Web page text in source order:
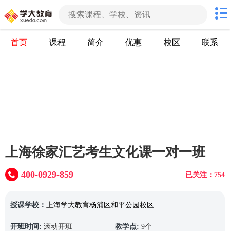
首页 课程 简介 优惠 校区 联系
上海徐家汇艺考生文化课一对一班
已关注：754
400-0929-859
授课学校： 上海学大教育杨浦区和平公园校区
开班时间: 滚动开班 教学点: 9个